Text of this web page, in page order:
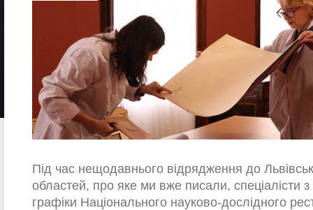
Під час нещодавнього відрядження до
областей, про яке ми вже писали, спеціалісти з
графіки Національного науково-дослідного